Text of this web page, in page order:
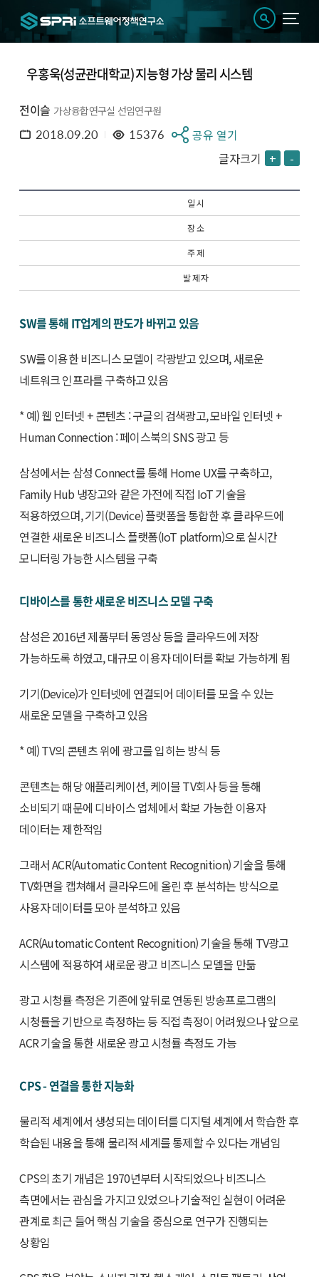
우홍욱(성균관대학교) 지능형 가상 물리 시스템
전이슬 가상융합연구실 선임연구원
2018.09.20 15376
공유 열기
글자크기 + -
일 시
장 소
주 제
발 제 자
SW를 통해 IT업계의 판도가 바뀌고 있음
SW를 이용한 비즈니스 모델이 각광받고 있으며, 새로운
네트워크 인프라를 구축하고 있음
* 예) 웹 인터넷 + 콘텐츠 : 구글의 검색광고, 모바일 인터넷 +
Human Connection : 페이스북의 SNS 광고 등
삼성에서는 삼성 Connect를 통해 Home UX를 구축하고,
Family Hub 냉장고와 같은 가전에 직접 IoT 기술을
적용하였으며, 기기(Device) 플랫폼을 통합한 후 클라우드에
연결한 새로운 비즈니스 플랫폼(IoT platform)으로 실시간
모니터링 가능한 시스템을 구축
디바이스를 통한 새로운 비즈니스 모델 구축
삼성은 2016년 제품부터 동영상 등을 클라우드에 저장
가능하도록 하였고, 대규모 이용자 데이터를 확보 가능하게 됨
기기(Device)가 인터넷에 연결되어 데이터를 모을 수 있는
새로운 모델을 구축하고 있음
* 예) TV의 콘텐츠 위에 광고를 입히는 방식 등
콘텐츠는 해당 애플리케이션, 케이블 TV회사 등을 통해
소비되기 때문에 디바이스 업체에서 확보 가능한 이용자
데이터는 제한적임
그래서 ACR(Automatic Content Recognition) 기술을 통해
TV화면을 캡쳐해서 클라우드에 올린 후 분석하는 방식으로
사용자 데이터를 모아 분석하고 있음
ACR(Automatic Content Recognition) 기술을 통해 TV광고
시스템에 적용하여 새로운 광고 비즈니스 모델을 만듦
광고 시청률 측정은 기존에 앞뒤로 연동된 방송프로그램의
시청률을 기반으로 측정하는 등 직접 측정이 어려웠으나 앞으로
ACR 기술을 통한 새로운 광고 시청률 측정도 가능
CPS - 연결을 통한 지능화
물리적 세계에서 생성되는 데이터를 디지털 세계에서 학습한 후
학습된 내용을 통해 물리적 세계를 통제할 수 있다는 개념임
CPS의 초기 개념은 1970년부터 시작되었으나 비즈니스
측면에서는 관심을 가지고 있었으나 기술적인 실현이 어려운
관계로 최근 들어 핵심 기술을 중심으로 연구가 진행되는
상황임